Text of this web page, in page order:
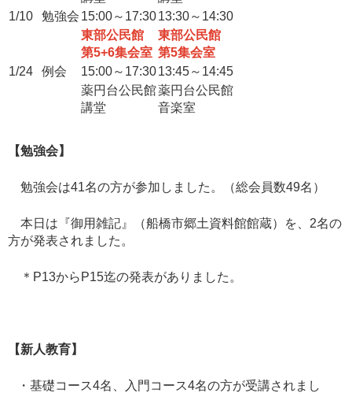
1/10
勉強会 15:00～17:3013:30～14:30
東部公民館
第5+6集会室
東部公民館
第5集会室
1/24
例会 15:00～17:3013:45～14:45
薬円台公民館
講堂
薬円台公民館
音楽室
【勉強会】
勉強会は41名の方が参加しました。（総会員数49名）
本日は『御用雑記』（船橋市郷土資料館館蔵）を、2名の
方が発表されました。
＊P13からP15迄の発表がありました。
【新人教育】
・基礎コース4名、入門コース4名の方が受講されまし